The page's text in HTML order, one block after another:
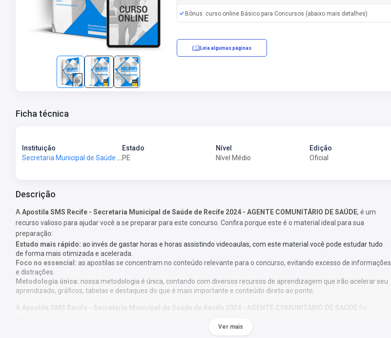
Bônus: curso online Básico para Concursos (abaixo mais detalhes)
Leia algumas páginas
Ficha técnica
Instituição
Secretaria Municipal de Saúde de Recife no Estado de Pernambuco - SMS-Recife-PE
Estado
PE
Nível
Nível Médio
Edição
Oficial
Descrição
A Apostila SMS Recife - Secretaria Municipal de Saúde de Recife 2024 - AGENTE COMUNITÁRIO DE SAÚDE, é um
recurso valioso para ajudar você a se preparar para este concurso. Confira porque este é o material ideal para sua
preparação:
Estudo mais rápido: ao invés de gastar horas e horas assistindo videoaulas, com este material você pode estudar tudo
de forma mais otimizada e acelerada.
Foco no essencial: as apostilas se concentram no conteúdo relevante para o concurso, evitando excesso de informações
e distrações.
Metodologia única: nossa metodologia é única, contando com diversos recursos de aprendizagem que irão acelerar seu
aprendizado, gráficos, tabelas e destaques do que é mais importante e conteúdo direto ao ponto.
A Apostila SMS Recife - Secretaria Municipal de Saúde de Recife 2024 - AGENTE COMUNITÁRIO DE SAÚDE foi
elaborada de acordo com o edital 01/2024, por professores especializados em cada matéria e com larga experiência em
Ver mais